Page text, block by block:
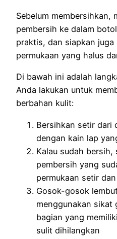
Sebelum membersihkan,
pembersih ke dalam
praktis, dan siapkan
permukaan yang halus
Di bawah ini adalah
Anda lakukan untuk
berbahan kulit:
Bersihkan setir dari
dengan kain lap
Kalau sudah
pembersih yang
permukaan setir
Gosok-gosok
menggunakan sikat
bagian yang
sulit dihilangkan